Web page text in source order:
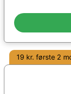
19 kr. første 2